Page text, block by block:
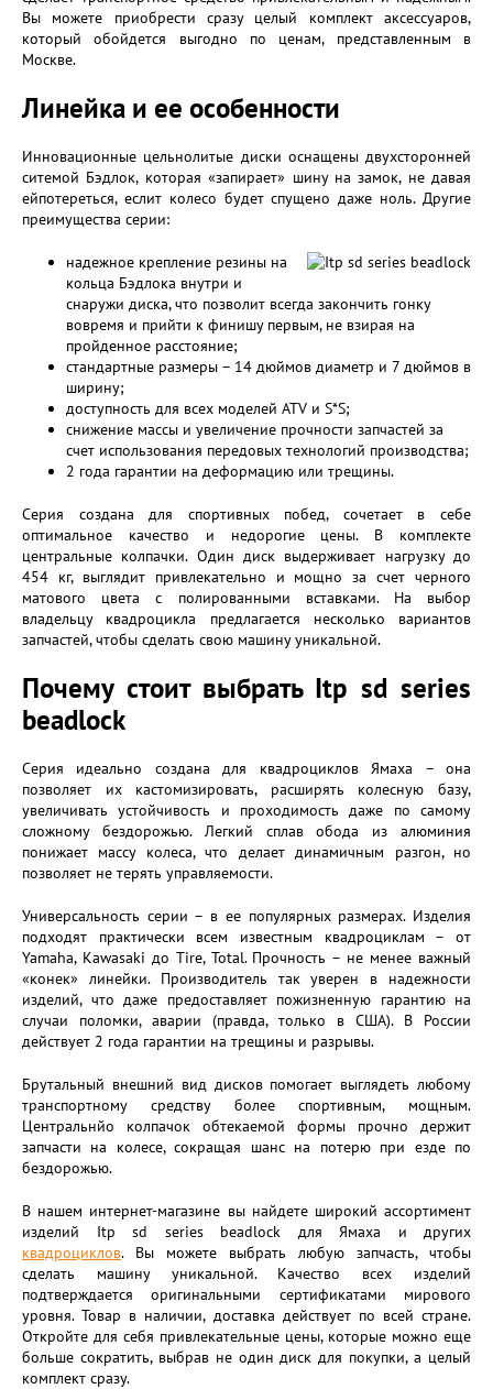
Вы можете приобрести сразу целый комплект аксессуаров,
который обойдется выгодно по ценам, представленным в
Москве.
Линейка и ее особенности
Инновационные цельнолитые диски оснащены двухсторонней
ситемой Бэдлок, которая «запирает» шину на замок, не давая
ейпотереться, еслит колесо будет спущено даже ноль. Другие
преимущества серии:
надежное крепление резины на
кольца Бэдлока внутри и
снаружи диска, что позволит всегда закончить гонку
вовремя и прийти к финишу первым, не взирая на
пройденное расстояние;
стандартные размеры – 14 дюймов диаметр и 7 дюймов в
ширину;
доступность для всех моделей ATV и S*S;
снижение массы и увеличение прочности запчастей за
счет использования передовых технологий производства;
2 года гарантии на деформацию или трещины.
Серия создана для спортивных побед, сочетает в себе
оптимальное качество и недорогие цены. В комплекте
центральные колпачки. Один диск выдерживает нагрузку до
454 кг, выглядит привлекательно и мощно за счет черного
матового цвета с полированными вставками. На выбор
владельцу квадроцикла предлагается несколько вариантов
запчастей, чтобы сделать свою машину уникальной.
Почему стоит выбрать Itp sd series
beadlock
Серия идеально создана для квадроциклов Ямаха – она
позволяет их кастомизировать, расширять колесную базу,
увеличивать устойчивость и проходимость даже по самому
сложному бездорожью. Легкий сплав обода из алюминия
понижает массу колеса, что делает динамичным разгон, но
позволяет не терять управляемости.
Универсальность серии – в ее популярных размерах. Изделия
подходят практически всем известным квадроциклам – от
Yamaha, Kawasaki до Tire, Total. Прочность – не менее важный
«конек» линейки. Производитель так уверен в надежности
изделий, что даже предоставляет пожизненную гарантию на
случаи поломки, аварии (правда, только в США). В России
действует 2 года гарантии на трещины и разрывы.
Брутальный внешний вид дисков помогает выглядеть любому
транспортному средству более спортивным, мощным.
Центральнйо колпачок обтекаемой формы прочно держит
запчасти на колесе, сокращая шанс на потерю при езде по
бездорожью.
В нашем интернет-магазине вы найдете широкий ассортимент
изделий Itp sd series beadlock для Ямаха и других
квадроциклов. Вы можете выбрать любую запчасть, чтобы
сделать машину уникальной. Качество всех изделий
подтверждается оригинальными сертификатами мирового
уровня. Товар в наличии, доставка действует по всей стране.
Откройте для себя привлекательные цены, которые можно еще
больше сократить, выбрав не один диск для покупки, а целый
комплект сразу.